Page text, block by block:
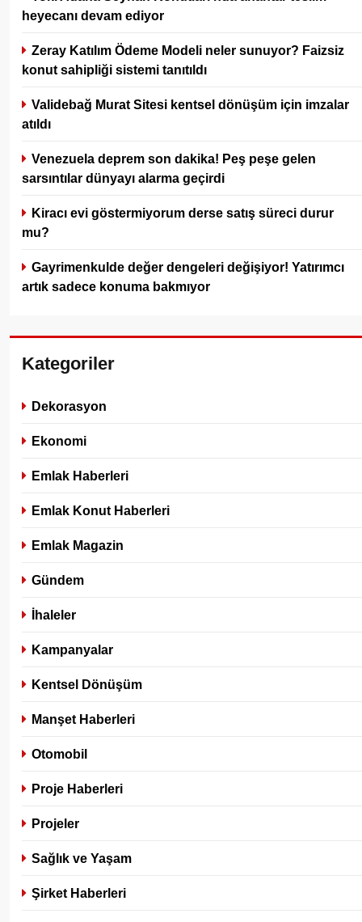
heyecanı devam ediyor
Zeray Katılım Ödeme Modeli neler sunuyor? Faizsiz
konut sahipliği sistemi tanıtıldı
Validebağ Murat Sitesi kentsel dönüşüm için imzalar
atıldı
Venezuela deprem son dakika! Peş peşe gelen
sarsıntılar dünyayı alarma geçirdi
Kiracı evi göstermiyorum derse satış süreci durur
mu?
Gayrimenkulde değer dengeleri değişiyor! Yatırımcı
artık sadece konuma bakmıyor
Kategoriler
Dekorasyon
Ekonomi
Emlak Haberleri
Emlak Konut Haberleri
Emlak Magazin
Gündem
İhaleler
Kampanyalar
Kentsel Dönüşüm
Manşet Haberleri
Otomobil
Proje Haberleri
Projeler
Sağlık ve Yaşam
Şirket Haberleri